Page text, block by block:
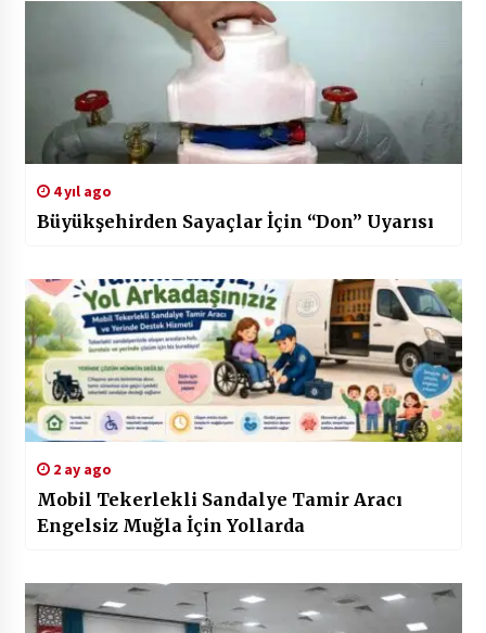
4 yıl ago
Büyükşehirden Sayaçlar İçin “Don” Uyarısı
2 ay ago
Mobil Tekerlekli Sandalye Tamir Aracı
Engelsiz Muğla İçin Yollarda